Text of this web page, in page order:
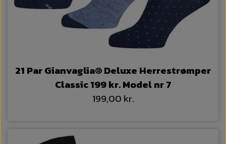
21 Par Gianvaglia® Deluxe Herrestrømper
Classic 199 kr. Model nr 7
199,00 kr.